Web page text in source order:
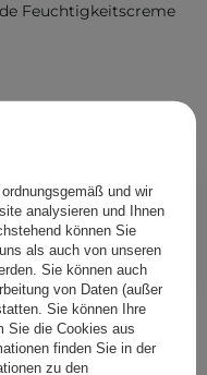
WARENKORB
Feuchtigkeitscreme
wurden von
geprüft
und wir
analysieren und Ihnen
können Sie
als auch von unseren
Sie können auch
von Daten (außer
Sie können Ihre
Sie die Cookies aus
finden Sie in der
zu den